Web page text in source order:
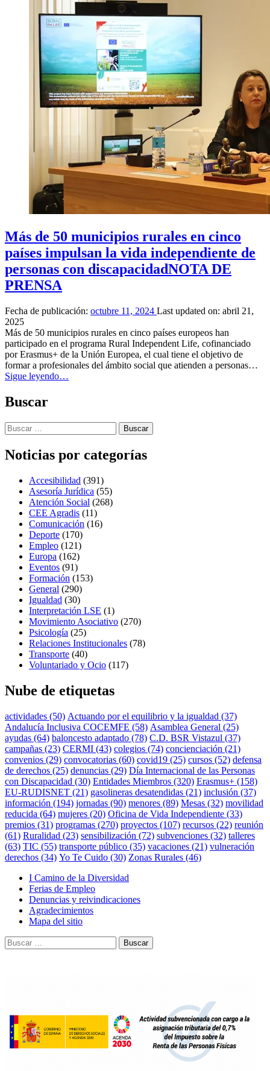
Más de 50 municipios rurales en cinco
países impulsan la vida independiente de
personas con discapacidadNOTA DE
PRENSA
Fecha de publicación: octubre 11, 2024 Last updated on: abril 21,
2025
Más de 50 municipios rurales en cinco países europeos han
participado en el programa Rural Independent Life, cofinanciado
por Erasmus+ de la Unión Europea, el cual tiene el objetivo de
formar a profesionales del ámbito social que atienden a personas…
Sigue leyendo“
países
impulsan
vida
independiente
de
personas
con
discapacidad
DE
PRENSA
…
Buscar
Buscar:
Noticias por categorías
Accesibilidad (391)
Asesoría Jurídica (55)
Atención Social (268)
CEE Agradis (11)
Comunicación (16)
Deporte (170)
Empleo (121)
Europa (162)
Eventos (91)
Formación (153)
General (290)
Igualdad (30)
Interpretación LSE (1)
Movimiento Asociativo (270)
Psicología (25)
Relaciones Institucionales (78)
Transporte (40)
Voluntariado y Ocio (117)
Nube de etiquetas
actividades (50) Actuando por el equilibrio y la igualdad (37)
Andalucía Inclusiva COCEMFE (58) Asamblea General (25)
ayudas (64) baloncesto adaptado (78) C.D. BSR Vistazul (37)
campañas (23) CERMI (43) colegios (74) concienciación (21)
convenios (29) convocatorias (60) covid19 (25) cursos (52) defensa
de derechos (25) denuncias (29) Día Internacional de las Personas
con Discapacidad (30) Entidades Miembros (320) Erasmus+ (158)
EU-RUDISNET (21) gasolineras desatendidas (21) inclusión (37)
información (194) jornadas (90) menores (89) Mesas (32) movilidad
reducida (64) mujeres (20) Oficina de Vida Independiente (33)
premios (31) programas (270) proyectos (107) recursos (22) reunión
(61) Ruralidad (23) sensibilización (72) subvenciones (32) talleres
(63) TIC (55) transporte público (35) vacaciones (21) vulneración
derechos (34) Yo Te Cuido (30) Zonas Rurales (46)
I Camino de la Diversidad
Ferias de Empleo
Denuncias y reivindicaciones
Agradecimientos
Mapa del sitio
Buscar: